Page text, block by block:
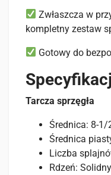
Zwłaszcza w
kompletny zestaw
Gotowy do
Tarcza sprzęgła
Średnica: 8-1/
Średnica
Liczba
Rdzeń: Solidny